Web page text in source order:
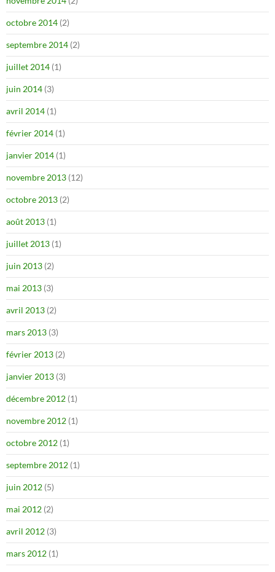
octobre 2014 (2)
septembre 2014 (2)
juillet 2014 (1)
juin 2014 (3)
avril 2014 (1)
février 2014 (1)
janvier 2014 (1)
novembre 2013 (12)
octobre 2013 (2)
août 2013 (1)
juillet 2013 (1)
juin 2013 (2)
mai 2013 (3)
avril 2013 (2)
mars 2013 (3)
février 2013 (2)
janvier 2013 (3)
décembre 2012 (1)
novembre 2012 (1)
octobre 2012 (1)
septembre 2012 (1)
juin 2012 (5)
mai 2012 (2)
avril 2012 (3)
mars 2012 (1)